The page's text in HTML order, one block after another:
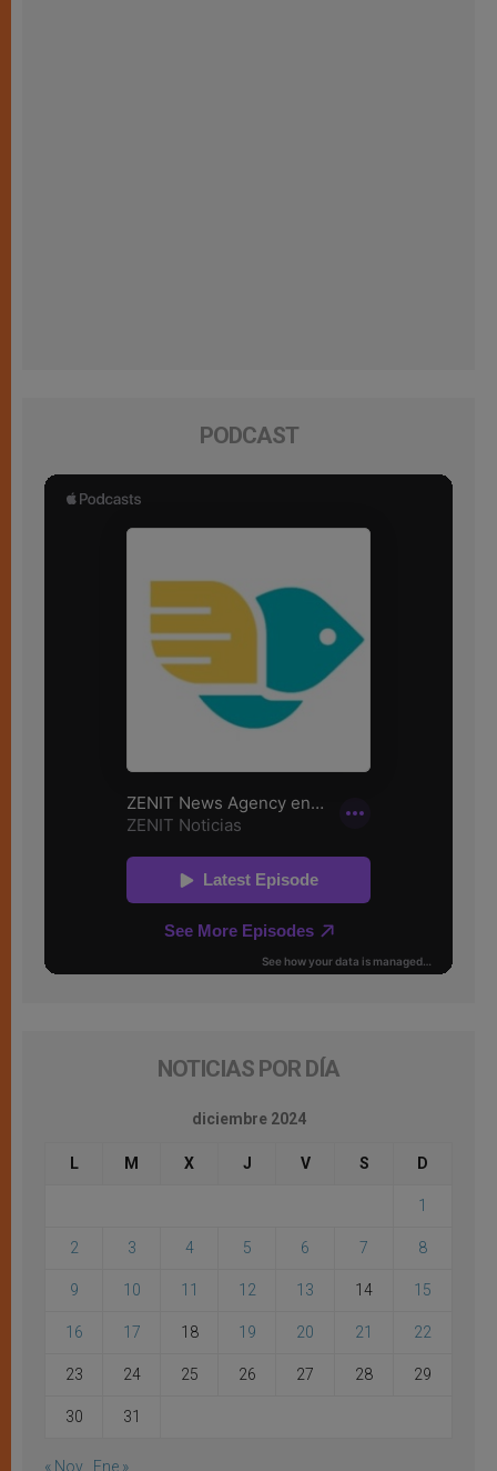
PODCAST
NOTICIAS POR DÍA
diciembre 2024
L M X J V S D
1
2 3 4 5 6 7 8
9 10 11 12 13 14 15
16 17 18 19 20 21 22
23 24 25 26 27 28 29
30 31
« Nov Ene »